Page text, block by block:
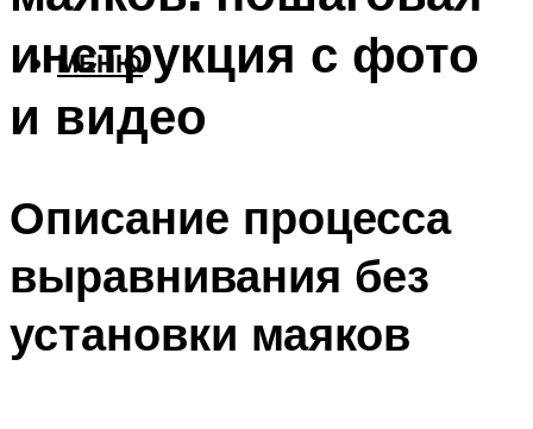
МЕНЮ
инструкция с фото
и видео
Описание процесса
выравнивания без
установки маяков